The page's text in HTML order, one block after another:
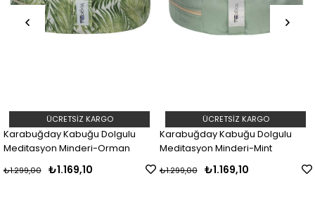
Dolgulu
Orman
Karabuğday Kabuğu Dolgulu
Meditasyon Minderi-Mint
₺1.169,10
₺1.299,00
Karabuğday
Meditasyon
₺1.299,00